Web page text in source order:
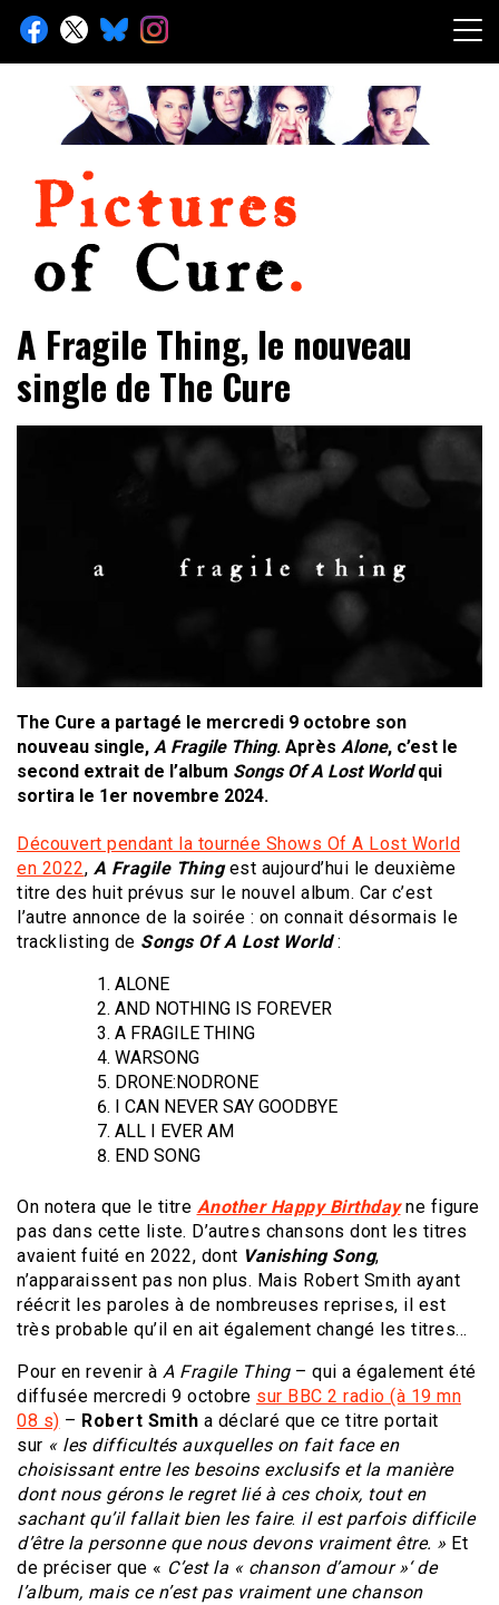
Skip
content
Pictures of Cure
A Fragile Thing, le nouveau
single de The Cure
The Cure a partagé le mercredi 9 octobre son
nouveau single, A Fragile Thing. Après Alone, c’est le
second extrait de l’album Songs Of A Lost Worldqui
sortira le 1er novembre 2024.
Découvert pendant la tournée Shows Of A Lost World
en 2022, A Fragile Thingest aujourd’hui le deuxième
titre des huit prévus sur le nouvel album. Car c’est
l’autre annonce de la soirée : on connait désormais le
tracklisting de Songs Of A Lost World:
ALONE
AND NOTHING IS FOREVER
A FRAGILE THING
WARSONG
DRONE:NODRONE
I CAN NEVER SAY GOODBYE
ALL I EVER AM
END SONG
On notera que le titre Another Happy Birthday ne figure
pas dans cette liste. D’autres chansons dont les titres
avaient fuité en 2022, dont Vanishing Song,
n’apparaissent pas non plus. Mais Robert Smith ayant
réécrit les paroles à de nombreuses reprises, il est
très probable qu’il en ait également changé les titres…
Pour en revenir à A Fragile Thing– qui a également été
diffusée mercredi 9 octobre sur BBC 2 radio (à 19 mn
08 s) – Robert Smith a déclaré que ce titre portait
sur « les difficultés auxquelles on fait face en
choisissant entre les besoins exclusifs et la manière
dont nous gérons le regret lié à ces choix, tout en
sachant qu’il fallait bien les faire. il est parfois difficile
d’être la personne que nous devons vraiment être. » Et
de préciser que « C’est la « chanson d’amour »‘ de
l’album, mais ce n’est pas vraiment une chanson